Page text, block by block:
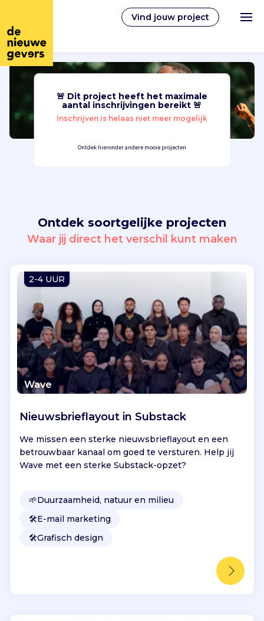
Vind jouw project
Nederlands
Vind jouw project
Inloggen
🚨 Dit project heeft het maximale
aantal inschrijvingen bereikt 🚨
Inschrijven is helaas niet meer mogelijk
Ontdek hieronder andere mooie projecten
Ontdek soortgelijke projecten
Waar jij direct het verschil kunt maken
2-4 UUR
Wave
Nieuwsbrieflayout in Substack
We missen een sterke nieuwsbrieflayout en een
betrouwbaar kanaal om goed te versturen. Help jij
Wave met een sterke Substack-opzet?
🌱Duurzaamheid, natuur en milieu
🛠️E-mail marketing
🛠️Grafisch design